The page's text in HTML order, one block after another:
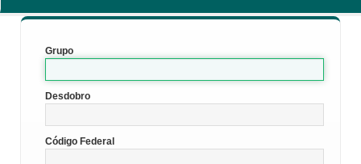
Grupo
Desdobro
Código Federal